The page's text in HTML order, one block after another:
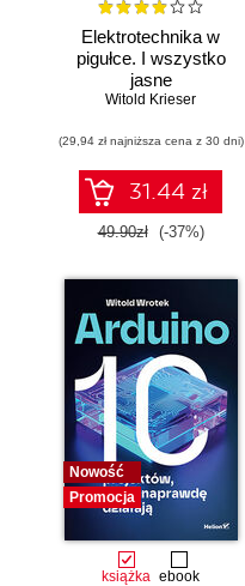
Elektrotechnika w
pigułce. I wszystko
jasne
Witold Krieser
(29,94 zł najniższa cena z 30 dni)
31.44 zł
49.90zł (-37%)
Nowość
Promocja
książka ebook